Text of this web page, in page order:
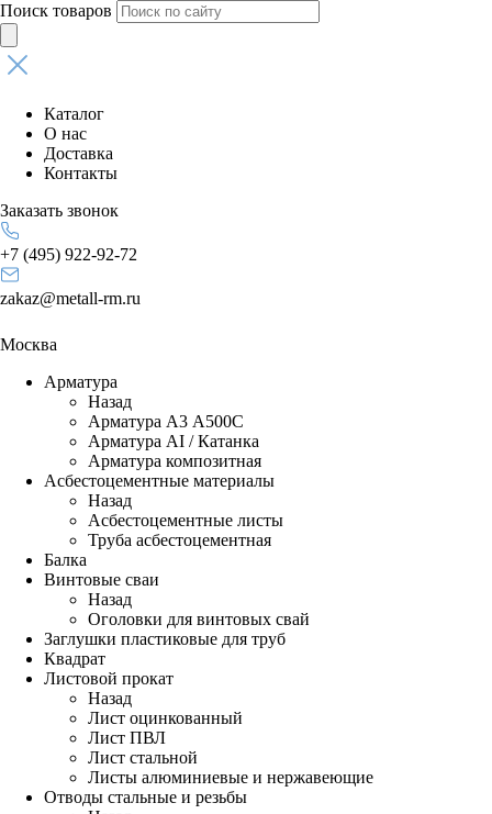
Поиск товаров
Каталог
О нас
Доставка
Контакты
Заказать звонок
+7 (495) 922-92-72
zakaz@metall-rm.ru
Москва
Арматура
Назад
Арматура А3 А500С
Арматура АI / Катанка
Арматура композитная
Асбестоцементные материалы
Назад
Асбестоцементные листы
Труба асбестоцементная
Балка
Винтовые сваи
Назад
Оголовки для винтовых свай
Заглушки пластиковые для труб
Квадрат
Листовой прокат
Назад
Лист оцинкованный
Лист ПВЛ
Лист стальной
Листы алюминиевые и нержавеющие
Отводы стальные и резьбы